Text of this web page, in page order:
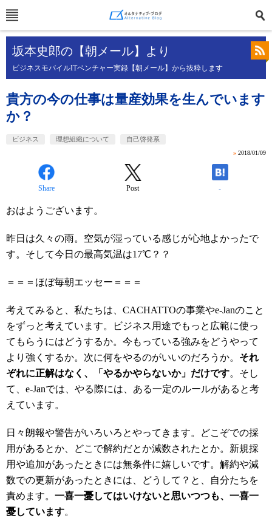
坂本史郎の【朝メール】より
ビジネスモバイルITベンチャー実録【朝メール】から抜粋します
貴方の今の仕事は量産効果を生んでいます
か？
ビジネス 理想組織について 自己啓発系
» 2018/01/09
Share Post -
おはようございます。
昨日は久々の雨。空気が湿っている感じが心地よかったで
す。そして今日の最高気温は17℃？？
＝＝＝ほぼ毎朝エッセー＝＝＝
考えてみると、私たちは、CACHATTOの事業やe-Janのこと
をずっと考えています。ビジネス用途でもっと広範に使っ
てもらうにはどうするか。今もっている強みをどうやって
より強くするか。次に何をやるのがいいのだろうか。 それ
ぞれに正解はなく、「やるかやらないか」だけです。そし
て、e-Janでは、やる際には、ある一定のルールがあると考
えています。
日々朗報や警告がいろいろとやってきます。どこぞでの採
用があるとか、どこで解約だとか減数されたとか。新規採
用や追加があったときには無条件に嬉しいです。解約や減
数での更新があったときには、どうして？と、自分たちを
責めます。 一喜一憂してはいけないと思いつつも、一喜一
憂しています。